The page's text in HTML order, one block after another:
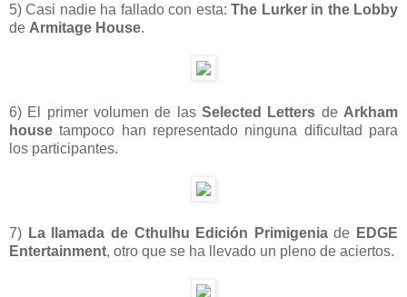
5) Casi nadie ha fallado con esta:The Lurker in the Lobby
de Armitage House.
6) El primer volumen de las Selected Letters de Arkham
house tampoco han representado ninguna dificultad para
los participantes.
7) La llamada de Cthulhu Edición Primigeniade EDGE
Entertainment, otro que se ha llevado un pleno de aciertos.